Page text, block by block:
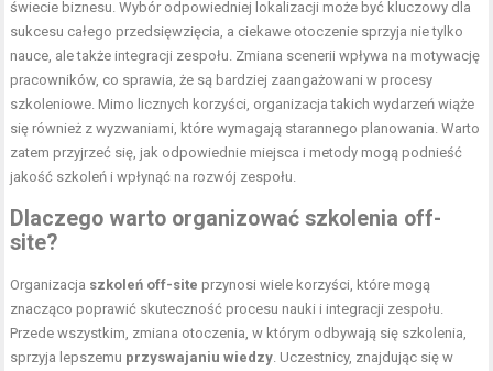
świecie biznesu. Wybór odpowiedniej lokalizacji może być kluczowy dla
sukcesu całego przedsięwzięcia, a ciekawe otoczenie sprzyja nie tylko
nauce, ale także integracji zespołu. Zmiana scenerii wpływa na motywację
pracowników, co sprawia, że są bardziej zaangażowani w procesy
szkoleniowe. Mimo licznych korzyści, organizacja takich wydarzeń wiąże
się również z wyzwaniami, które wymagają starannego planowania. Warto
zatem przyjrzeć się, jak odpowiednie miejsca i metody mogą podnieść
jakość szkoleń i wpłynąć na rozwój zespołu.
Dlaczego warto organizować szkolenia off-
site?
Organizacja szkoleń off-site przynosi wiele korzyści, które mogą
znacząco poprawić skuteczność procesu nauki i integracji zespołu.
Przede wszystkim, zmiana otoczenia, w którym odbywają się szkolenia,
sprzyja lepszemu przyswajaniu wiedzy . Uczestnicy, znajdując się w